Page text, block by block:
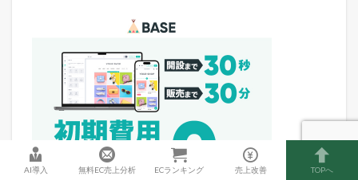
AI導入 無料EC売上分析 ECランキング 売上改善 TOPへ